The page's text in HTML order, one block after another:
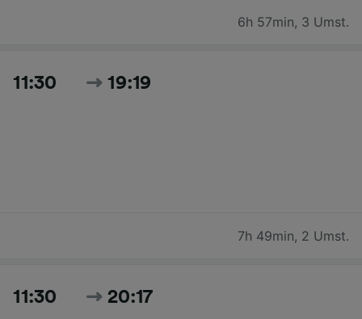
6h 57min, 3 Umst.
11:30 19:19
7h 49min, 2 Umst.
11:30 20:17